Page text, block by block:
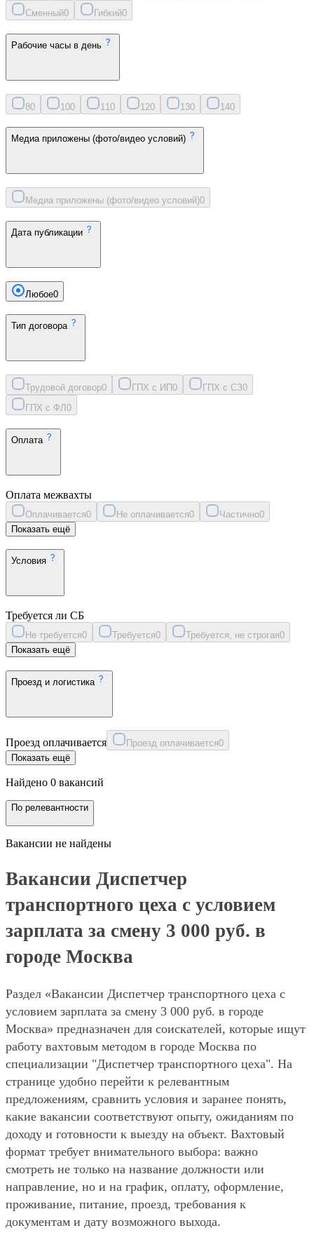
Сменный0 Гибкий0
Рабочие часы в день
80 100 11 0 120 130 140
Медиа приложены (фото/видео условий)
Медиа приложены (фото/видео условий)0
Дата публикации
Любое0
Тип договора
Трудовой договор0 ГПХ с ИП0 ГПХ с СЗ0
ГПХ с ФЛ 0
Оплата
Оплата межвахты
Оплачивается0 Не оплачивается0 Частично0
Показать ещё
Условия
Требуется ли СБ
Не требуется0 Требуется0 Требуется, не строгая0
Показать ещё
Проезд и логистика
Проезд оплачивается Проезд оплачивается0
Показать ещё
Найдено 0 вакансий
По релевантности
Вакансии не найдены
Вакансии Диспетчер
транспортного цеха с условием
зарплата за смену 3 000 руб. в
городе Москва
Раздел «Вакансии Диспетчер транспортного цеха с
условием зарплата за смену 3 000 руб. в городе
Москва» предназначен для соискателей, которые ищут
работу вахтовым методом в городе Москва по
специализации "Диспетчер транспортного цеха". На
странице удобно перейти к релевантным
предложениям, сравнить условия и заранее понять,
какие вакансии соответствуют опыту, ожиданиям по
доходу и готовности к выезду на объект. Вахтовый
формат требует внимательного выбора: важно
смотреть не только на название должности или
направление, но и на график, оплату, оформление,
проживание, питание, проезд, требования к
документам и дату возможного выхода.